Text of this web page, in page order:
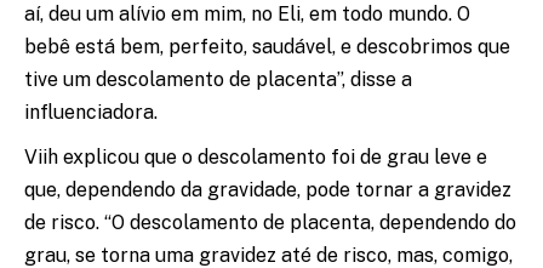
aí, deu um alívio em mim, no Eli, em todo mundo. O
bebê está bem, perfeito, saudável, e descobrimos que
tive um descolamento de placenta”, disse a
influenciadora.
Viih explicou que o descolamento foi de grau leve e
que, dependendo da gravidade, pode tornar a gravidez
de risco. “O descolamento de placenta, dependendo do
grau, se torna uma gravidez até de risco, mas, comigo,